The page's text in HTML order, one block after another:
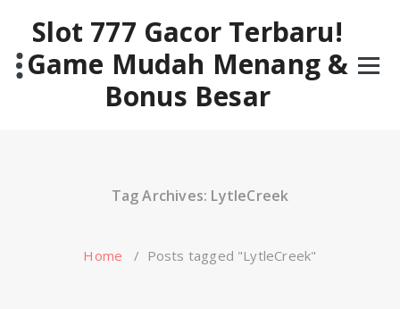
contentSlot 777 Gacor Terbaru!
Game Mudah Menang &
Bonus Besar
Tag Archives: LytleCreek
Home / Posts tagged "LytleCreek"